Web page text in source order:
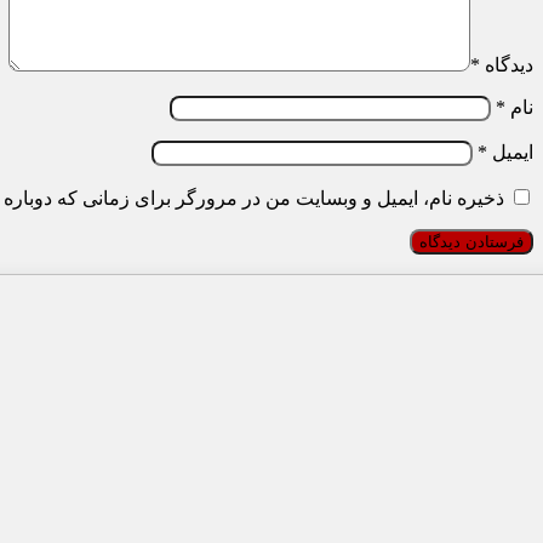
دیدگاه *
نام *
ایمیل *
ذخیره نام، ایمیل و وبسایت من در مرورگر برای زمانی که